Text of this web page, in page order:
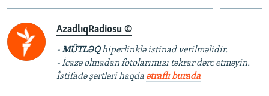
AzadlıqRadiosu ©
-MÜTLƏQhiperlinklə istinad verilməlidir.
- İcazə olmadan fotolarımızı təkrar dərc etməyin.
İstifadə şərtləri haqda ətraflı burada